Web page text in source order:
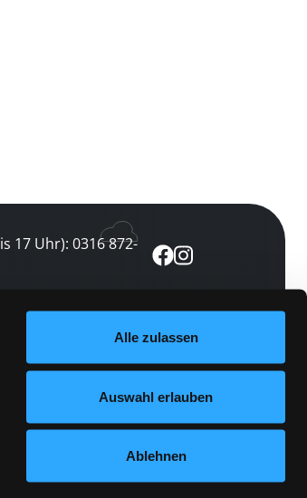
Alle zulassen
Auswahl erlauben
Ablehnen
17 Uhr): 0316 872-
abonnieren
verpassen